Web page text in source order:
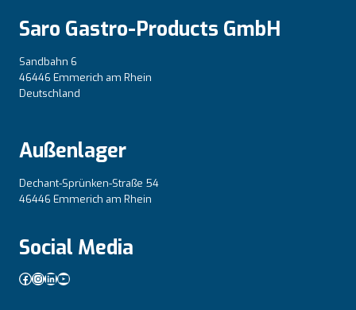
Saro Gastro-Products GmbH
Sandbahn 6
46446 Emmerich am Rhein
Deutschland
Außenlager
Dechant-Sprünken-Straße 54
46446 Emmerich am Rhein
Social Media
Facebook
Instagram
LinkedIn
YouTube